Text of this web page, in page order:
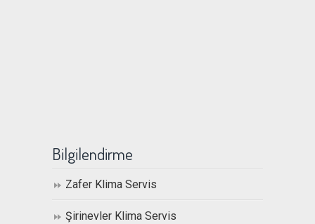
Bilgilendirme
Zafer Klima Servis
Şirinevler Klima Servis